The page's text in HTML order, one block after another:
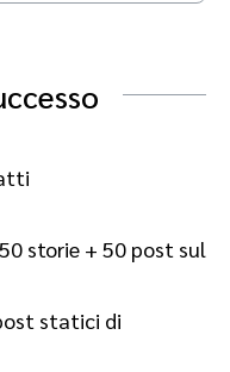
storie + 50 post sul
statici di